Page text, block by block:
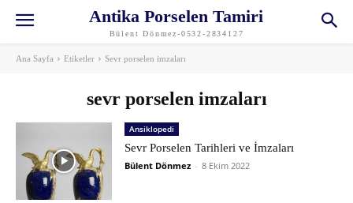
Antika Porselen Tamiri
Bülent Dönmez-0532-2834127
Ana Sayfa Etiketler Sevr porselen imzaları
sevr porselen imzaları
Ansiklopedi
Sevr Porselen Tarihleri ve İmzaları
Bülent Dönmez - 8 Ekim 2022